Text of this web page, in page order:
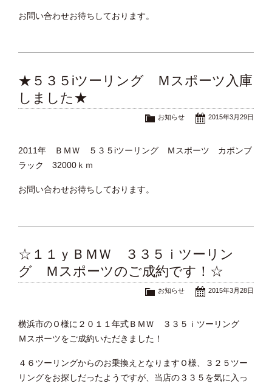
お問い合わせお待ちしております。
★５３５iツーリング Ｍスポーツ入庫
しました★
2015年3月29日
お知らせ
2011年 ＢＭＷ ５３５iツーリング Ｍスポーツ カボンブ
ラック 32000ｋｍ
お問い合わせお待ちしております。
☆１１ｙＢＭＷ ３３５ｉツーリン
グ Ｍスポーツのご成約です！☆
2015年3月28日
お知らせ
横浜市のＯ様に２０１１年式ＢＭＷ ３３５ｉツーリング
Ｍスポーツをご成約いただきました！
４６ツーリングからのお乗換えとなりますＯ様、３２５ツー
リングをお探しだったようですが、当店の３３５を気に入っ